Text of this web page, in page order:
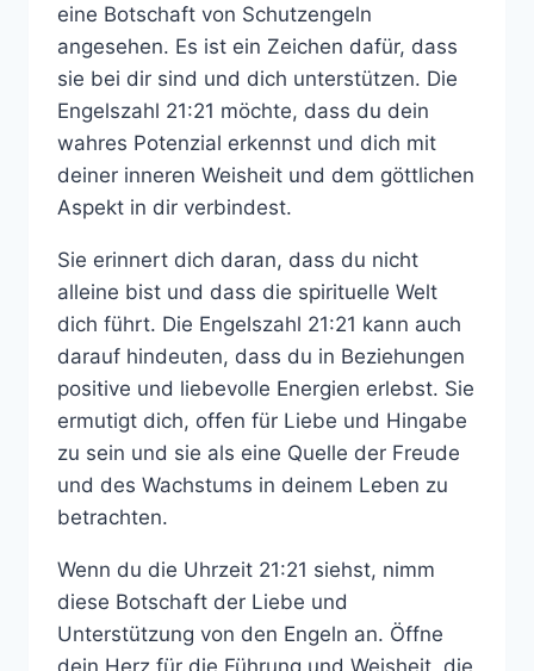
eine Botschaft von Schutzengeln
angesehen. Es ist ein Zeichen dafür, dass
sie bei dir sind und dich unterstützen. Die
Engelszahl 21:21 möchte, dass du dein
wahres Potenzial erkennst und dich mit
deiner inneren Weisheit und dem göttlichen
Aspekt in dir verbindest.
Sie erinnert dich daran, dass du nicht
alleine bist und dass die spirituelle Welt
dich führt. Die Engelszahl 21:21 kann auch
darauf hindeuten, dass du in Beziehungen
positive und liebevolle Energien erlebst. Sie
ermutigt dich, offen für Liebe und Hingabe
zu sein und sie als eine Quelle der Freude
und des Wachstums in deinem Leben zu
betrachten.
Wenn du die Uhrzeit 21:21 siehst, nimm
diese Botschaft der Liebe und
Unterstützung von den Engeln an. Öffne
dein Herz für die Führung und Weisheit, die